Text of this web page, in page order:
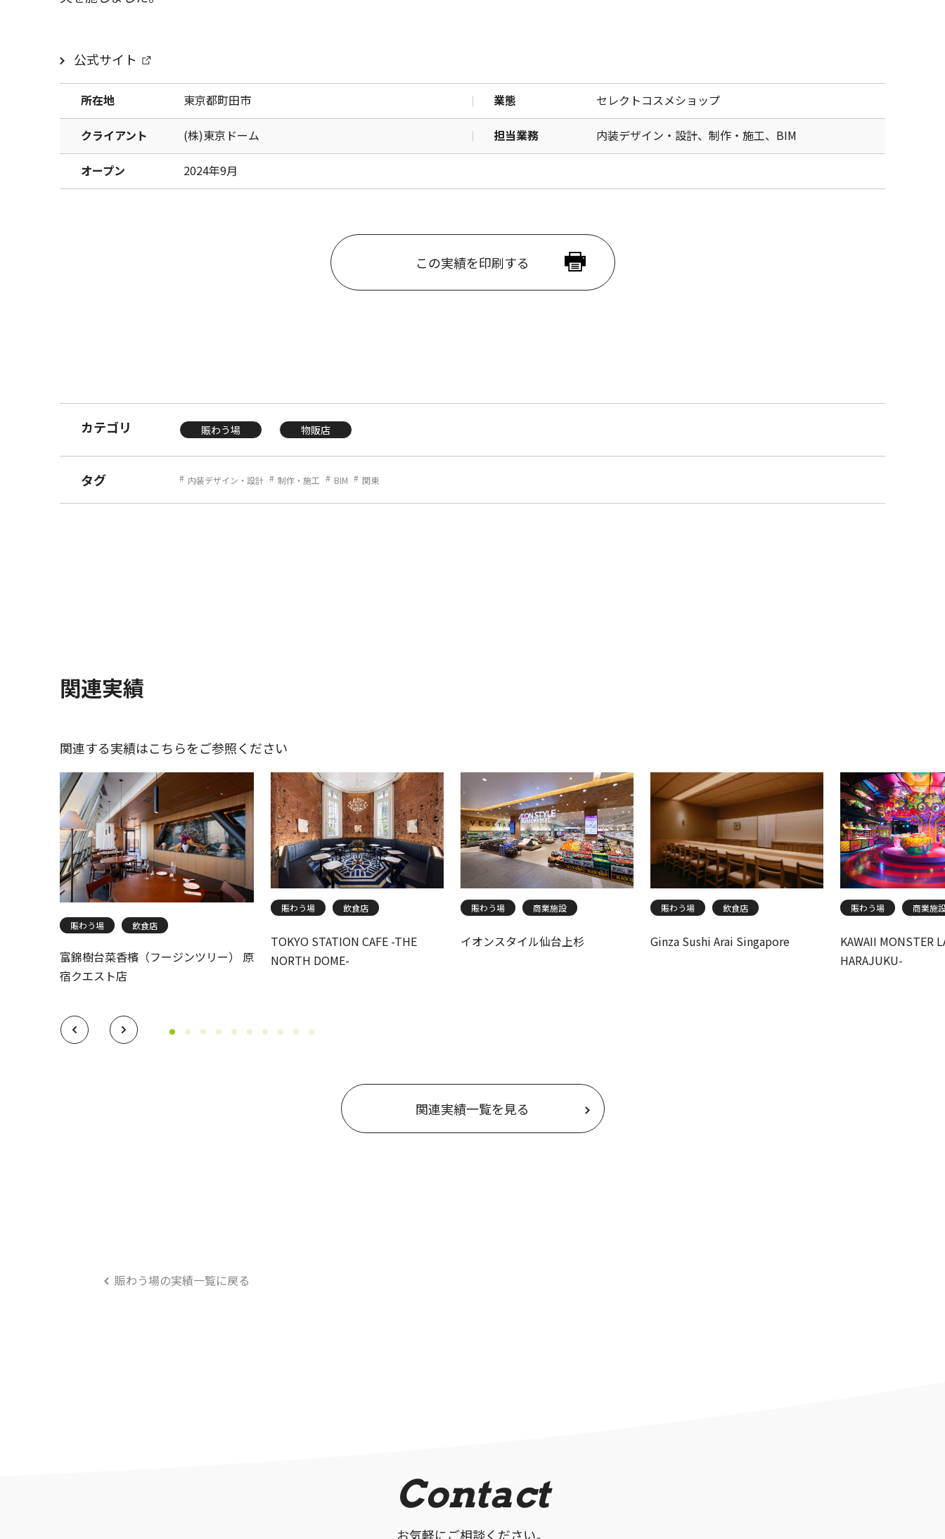
公式サイト
所在地 東京都町田市 業態 セレクトコスメショップ
クライアント (株)東京ドーム 担当業務 内装デザイン・設計、制作・施工、BIM
オープン 2024年9月
この実績を印刷する
カテゴリ 賑わう場 物販店
タグ 内装デザイン・設計 制作・施工 BIM 関東
関連実績
関連する実績はこちらをご参照ください
賑わう場 飲食店
富錦樹台菜香檳（フージンツリー） 原
宿クエスト店
賑わう場 飲食店
TOKYO STATION CAFE -THE
NORTH DOME-
賑わう場 商業施設
イオンスタイル仙台上杉
賑わう場 飲食店
Ginza Sushi Arai Singapore
賑わう場 商業施
KAWAII MONSTER
HARAJUKU-
関連実績一覧を見る
賑わう場の実績一覧に戻る
Contact
お気軽にご相談ください。